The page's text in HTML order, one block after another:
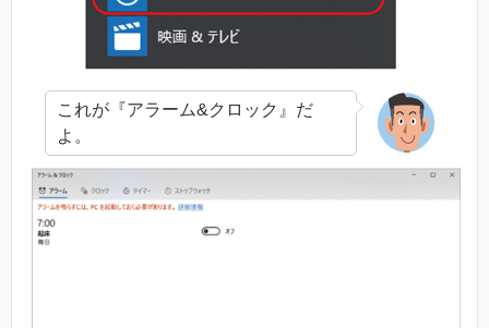
これが『アラーム&クロック』だ
よ。